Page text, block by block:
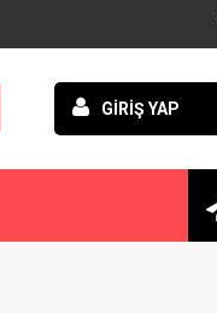
GİRİŞ YAP